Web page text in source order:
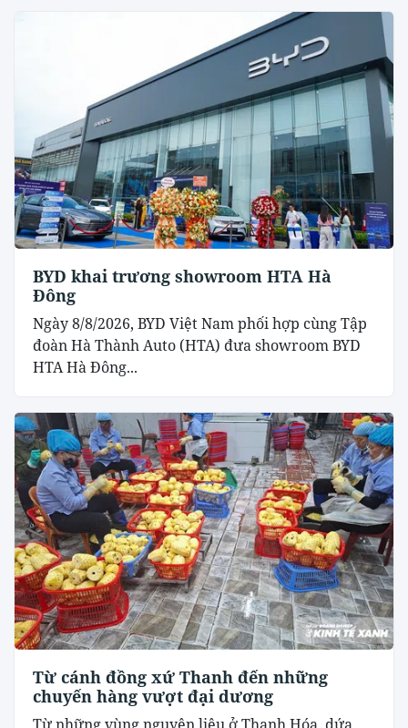
BYD khai trương showroom HTA Hà
Đông
Ngày 8/8/2026, BYD Việt Nam phối hợp cùng Tập
đoàn Hà Thành Auto (HTA) đưa showroom BYD
HTA Hà Đông...
Từ cánh đồng xứ Thanh đến những
chuyến hàng vượt đại dương